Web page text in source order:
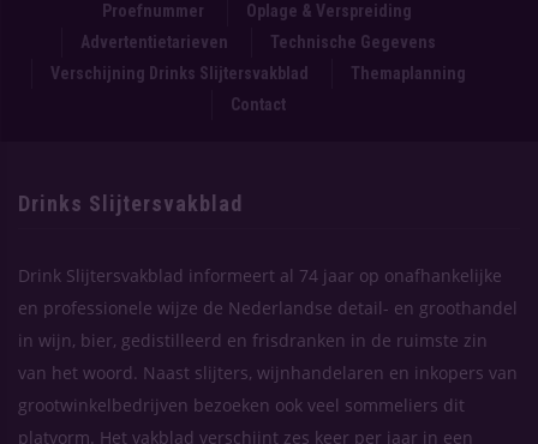
Proefnummer
Oplage & Verspreiding
Advertentietarieven
Technische Gegevens
Verschijning Drinks Slijtersvakblad
Themaplanning
Contact
Drinks Slijtersvakblad
Drink Slijtersvakblad informeert al 74 jaar op onafhankelijke
en professionele wijze de Nederlandse detail- en groothandel
in wijn, bier, gedistilleerd en frisdranken in de ruimste zin
van het woord. Naast slijters, wijnhandelaren en inkopers van
grootwinkelbedrijven bezoeken ook veel sommeliers dit
platvorm. Het vakblad verschijnt zes keer per jaar in een